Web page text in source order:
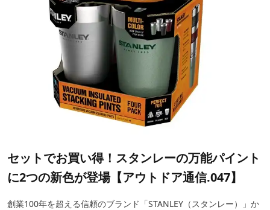
セットでお買い得！スタンレーの万能パイント
に2つの新色が登場【アウトドア通信.047】
創業100年を超える信頼のブランド「STANLEY（スタンレー）」か